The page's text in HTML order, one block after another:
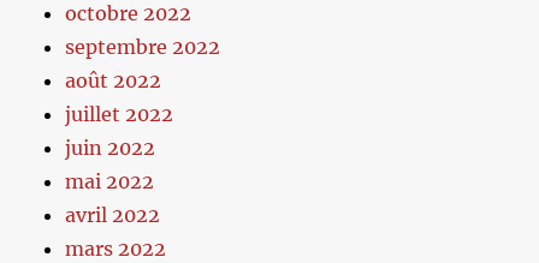
octobre 2022
septembre 2022
août 2022
juillet 2022
juin 2022
mai 2022
avril 2022
mars 2022